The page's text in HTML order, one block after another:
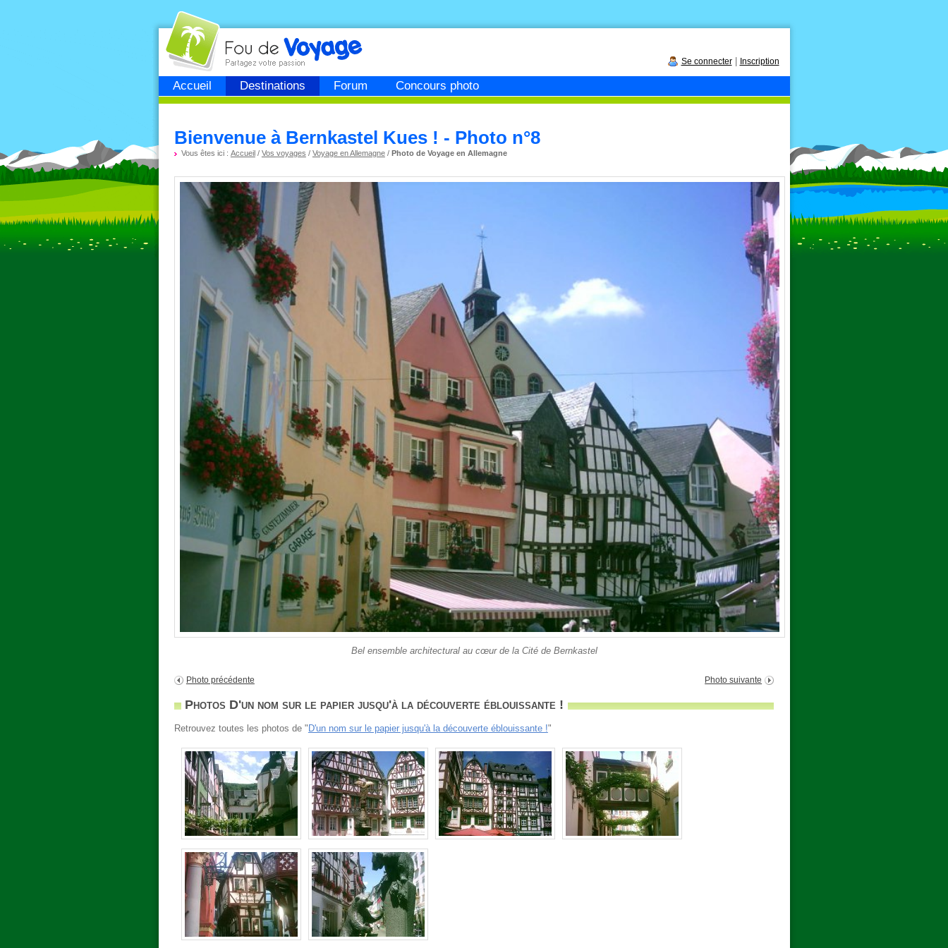
Accueil Destinations Forum Concours photo
Fou devoyage
Se connecter| Inscription
Bienvenue à Bernkastel Kues ! - Photo n°8
Vous êtes ici : Accueil/ Vos voyages / Voyage en Allemagne/ Photo de Voyage en Allemagne
Bel ensemble architectural au cœur de la Cité de Bernkastel
Photo précédente Photo suivante
Photos D'un nom sur le papier jusqu'à la découverte éblouissante !
Retrouvez toutes les photos de "D'un nom sur le papier jusqu'à la découverte éblouissante !"